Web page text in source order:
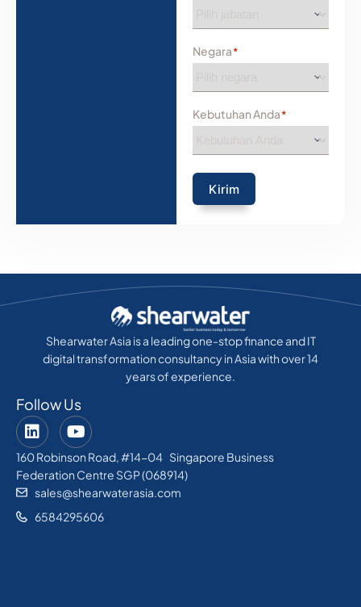
Negara*
Kebutuhan Anda*
Kirim
Shearwater Asia is a leading one-stop finance and IT
digital transformation consultancy in Asia with over 14
years of experience.
Follow Us
160 Robinson Road, #14-04 Singapore Business
Federation Centre SGP (068914)
sales@shearwaterasia.com
6584295606